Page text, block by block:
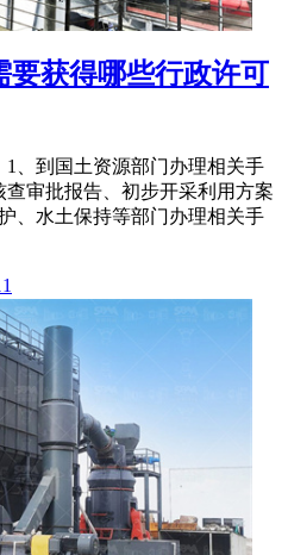
要获得哪些行政许可
、到国土资源部门办理相关手
审批报告、初步开采利用方案
、水土保持等部门办理相关手